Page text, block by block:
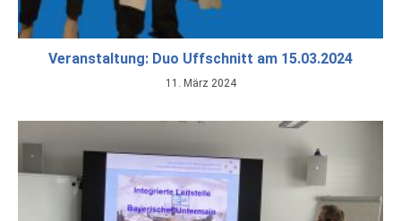
Veranstaltung: Duo Uffschnitt am 15.03.2024
11. März 2024